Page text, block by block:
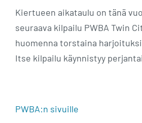
Kiertueen aikataulu on tänä
seuraava kilpailu PWBA Twin
huomenna torstaina
Itse kilpailu käynnistyy
PWBA:n sivuille